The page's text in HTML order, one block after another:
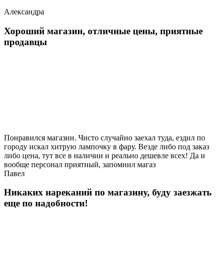
Александра
Хороший магазин, отличные цены, приятные
продавцы
Понравился магазин. Чисто случайно заехал туда, ездил по
городу искал хитрую лампочку в фару. Везде либо под заказ
либо цена, тут все в наличии и реально дешевле всех! Да и
вообще персонал приятный, запомнил магаз
Павел
Никаких нареканий по магазину, буду заезжать
еще по надобности!